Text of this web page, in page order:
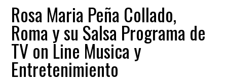
Rosa Maria Peña Collado,
Roma y su Salsa Programa de
TV on Line Musica y
Entretenimiento